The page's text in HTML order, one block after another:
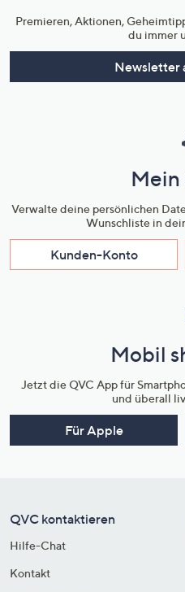
Premieren, Aktionen,
du immer
Newsletter
Mein
Verwalte deine persönlichen
Wunschliste in
Kunden-Konto
Mobil
Jetzt die QVC App für
und überall
Für Apple
QVC kontaktieren
Hilfe-Chat
Kontakt